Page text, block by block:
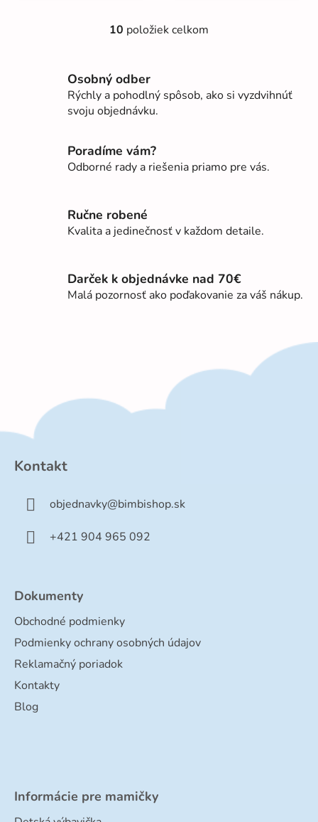
O
d
e
p
k
y
ý
p
i
10 položiek celkom
Osobný odber
Rýchly a pohodlný spôsob, ako si vyzdvihnúť
svoju objednávku.
Poradíme vám?
Odborné rady a riešenia priamo pre vás.
Ručne robené
Kvalita a jedinečnosť v každom detaile.
Darček k objednávke nad 70€
Malá pozornosť ako poďakovanie za váš nákup.
Kontakt
objednavky@bimbishop.sk
+421 904 965 092
Dokumenty
Obchodné podmienky
Podmienky ochrany osobných údajov
Reklamačný poriadok
Kontakty
Blog
Informácie pre mamičky